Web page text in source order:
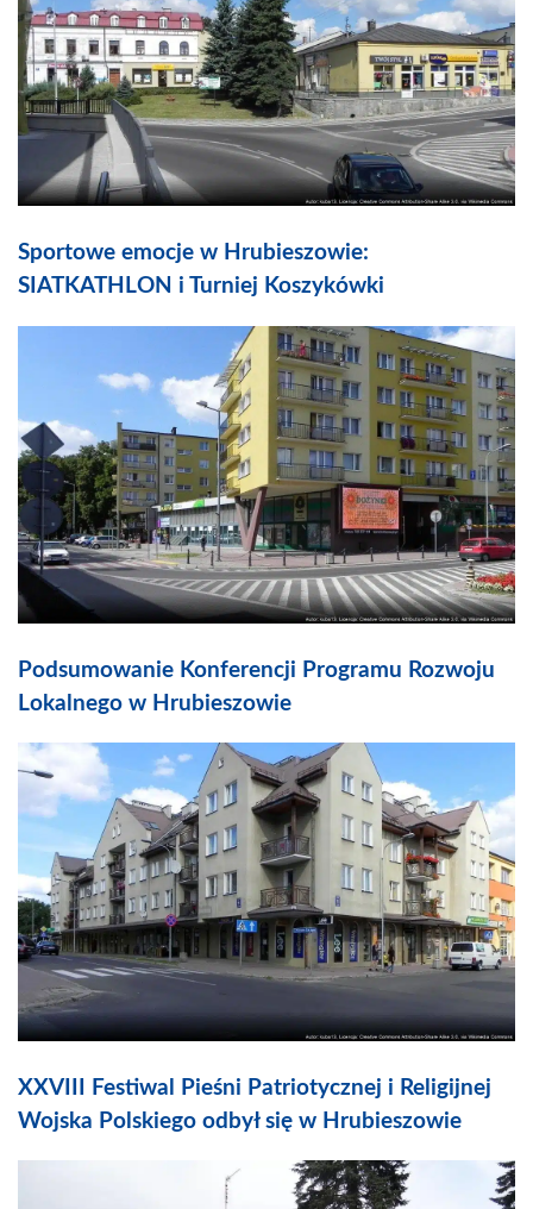
Sportowe emocje w Hrubieszowie:
SIATKATHLON i Turniej Koszykówki
Podsumowanie Konferencji Programu Rozwoju
Lokalnego w Hrubieszowie
XXVIII Festiwal Pieśni Patriotycznej i Religijnej
Wojska Polskiego odbył się w Hrubieszowie